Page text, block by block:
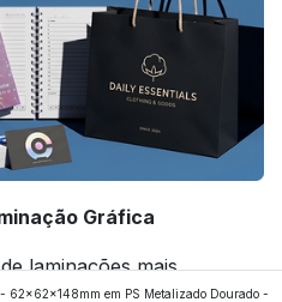
Gráfica
laminações mais
62x62x148mm em PS Metalizado Dourado -